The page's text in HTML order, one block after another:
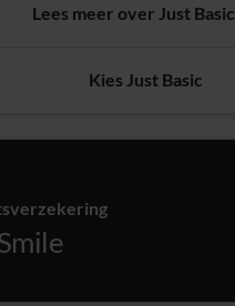
Lees meer over Just Basic
Kies Just Basic